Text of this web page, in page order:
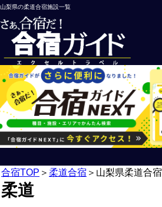
山梨県の柔道合宿施設一覧
合宿TOP ＞ 柔道合宿 ＞ 山梨県柔道合宿
柔道